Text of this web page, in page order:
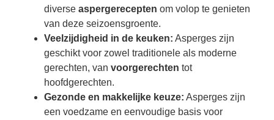
diverse aspergerecepten om volop te genieten
van deze seizoensgroente.
Veelzijdigheid in de keuken: Asperges zijn
geschikt voor zowel traditionele als moderne
gerechten, van voorgerechten tot
hoofdgerechten.
Gezonde en makkelijke keuze: Asperges zijn
een voedzame en eenvoudige basis voor